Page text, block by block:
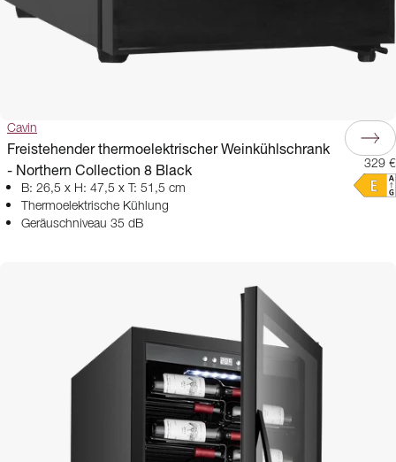
Cavin
Freistehender thermoelektrischer Weinkühlschrank
- Northern Collection 8 Black
B: 26,5 x H: 47,5 x T: 51,5 cm
Thermoelektrische Kühlung
Geräuschniveau 35 dB
329 €